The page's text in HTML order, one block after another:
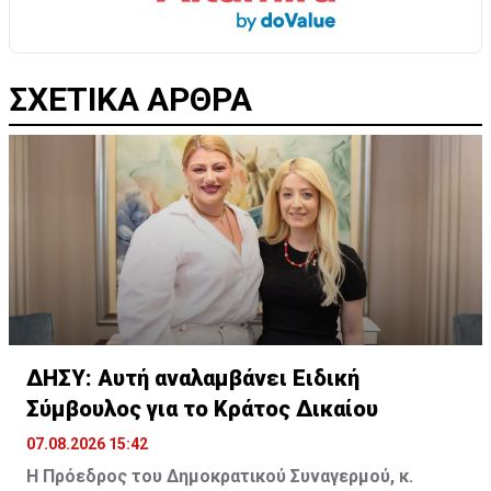
ΣΧΕΤΙΚΑ ΑΡΘΡΑ
ΔΗΣΥ: Αυτή αναλαμβάνει Ειδική
Σύμβουλος για το Κράτος Δικαίου
07.08.2026 15:42
Η Πρόεδρος του Δημοκρατικού Συναγερμού, κ.